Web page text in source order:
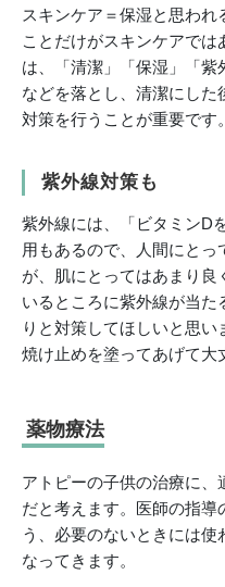
スキンケア＝保湿と思わ
ことだけがスキンケアで
は、「清潔」「保湿」「紫
などを落とし、清潔にした
対策を行うことが重要です。
紫外線対策も
紫外線には、「ビタミンD
用もあるので、人間にと
が、肌にとってはあまり良
いるところに紫外線が当
りと対策してほしいと思
焼け止めを塗ってあげて大
薬物療法
アトピーの子供の治療に
だと考えます。医師の指導
う、必要のないときには
なってきます。